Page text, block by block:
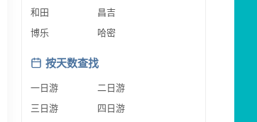
和田
昌吉
博乐
哈密
按天数查找
一日游
二日游
三日游
四日游